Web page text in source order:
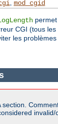
mod_cgid
CGI (tous
les
section.